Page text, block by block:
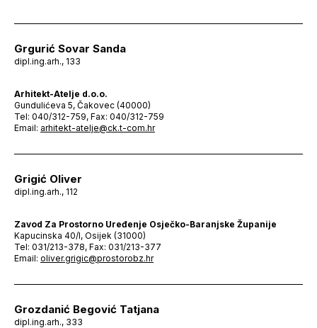
Grgurić Sovar Sanda
dipl.ing.arh., 133
Arhitekt-Atelje d.o.o.
Gundulićeva 5, Čakovec (40000)
Tel: 040/312-759, Fax: 040/312-759
Email: arhitekt-atelje@ck.t-com.hr
Grigić Oliver
dipl.ing.arh., 112
Zavod Za Prostorno Uređenje Osječko-Baranjske Županije
Kapucinska 40/I, Osijek (31000)
Tel: 031/213-378, Fax: 031/213-377
Email: oliver.grigic@prostorobz.hr
Grozdanić Begović Tatjana
dipl.ing.arh., 333